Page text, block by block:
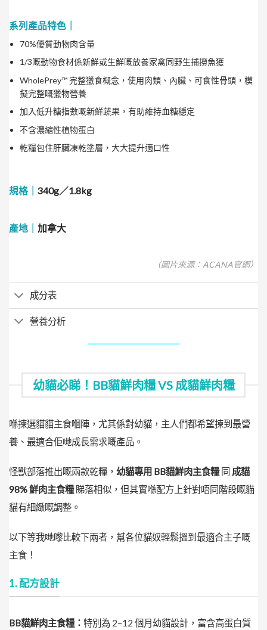
系列產品特色｜
70%優質動物肉含量
1/3嘅動物食材係新鮮或生鮮嘅放養家禽同野生捕撈魚獲
WholePrey™ 完整獵食概念，使用肉類、內臟、可食性骨頭，模
擬完整嘅獵物營養
加入低升糖指數嘅新鮮蔬果，有助維持血糖穩定
不含濃縮性植物蛋白
乾糧包住肝臟凍乾塗層，大大提升適口性
規格｜ 340g／1.8kg
產地｜ 加拿大
（圖片來源：ACANA官網）
成分表
營養分析
幼貓必睇！BB貓鮮肉糧 VS 成貓鮮肉糧
喺揀選貓貓主食嗰陣，尤其係對幼貓，主人們都希望揀到最營
養、最適合佢哋成長需求嘅產品。
怪獸部落推出嘅兩款乾糧， 幼貓專用 BB貓鮮肉主食糧同 成貓
98% 鮮肉主食糧睇落相似，但其實喺配方上針對唔同階段嘅貓
貓有細緻嘅調整。
以下等我哋嚟比較下兩者，幫各位貓奴輕鬆搵到最適合主子嘅
主食！
1. 配方設計
BB貓鮮肉主食糧： 特別為 2–12 個月幼貓設計，富含高蛋白質